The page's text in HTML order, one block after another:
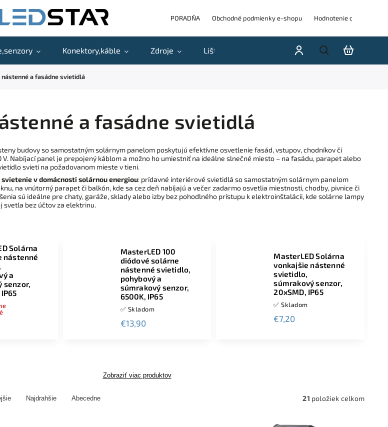
PORADŇA Obchodné podmienky e-shopu Hodnotenie obchodu
Konektory,káble Zdroje Lišty Akcie a výpredaje Blog
nástenné a fasádne svietidlá
a fasádne svietidlá
budovy so samostatným solárnym panelom poskytujú efektívne osvetlenie fasád, vstupov, chodníkov či
Nabíjací panel je prepojený káblom a možno ho umiestniť na ideálne slnečné miesto – na fasádu, parapet alebo
svieti na požadovanom mieste v tieni.
svietenie v domácnosti solárnou energiou: prídavné interiérové svietidlá so samostatným solárnym panelom
na vnútorný parapet či balkón, kde sa cez deň nabíjajú a večer zadarmo osvetlia miestnosti, chodby, pivnice či
sú ideálne pre chaty, garáže, sklady alebo izby bez pohodlného prístupu k elektroinštalácii, kde solárne lampy
svetla bez účtov za elektrinu.
Solárna
nástenné
a
senzor,
MasterLED 100
diódové solárne
nástenné svietidlo,
pohybový a
súmrakový senzor,
6500K, IP65
✅ Skladom
€13,90
MasterLED Solárna
vonkajšie nástenné
svietidlo,
súmrakový senzor,
20xSMD, IP65
✅ Skladom
€7,20
Zobraziť viac produktov
Najdrahšie Abecedne 21 položiek celkom